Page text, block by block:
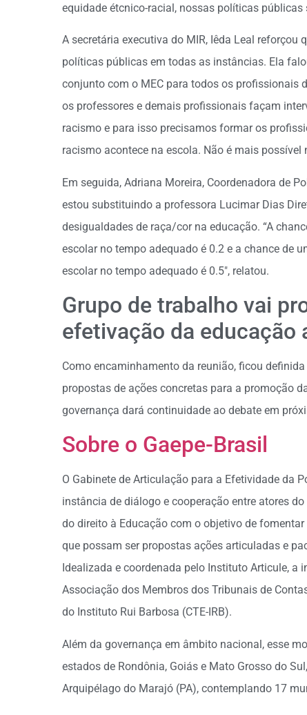
equidade étcnico-racial, nossas políticas públicas
A secretária executiva do MIR, Iêda Leal
políticas públicas em todas as instâncias. Ela
conjunto com o MEC para todos os profissionais
os professores e demais profissionais façam
racismo e para isso precisamos formar os
racismo acontece na escola. Não é mais possível
Em seguida, Adriana Moreira, Coordenadora de
estou substituindo a professora Lucimar Dias
desigualdades de raça/cor na educação. “A
escolar no tempo adequado é 0.2 e a chance de
escolar no tempo adequado é 0.5″, relatou.
Grupo de trabalho vai
efetivação da educação
Como encaminhamento da reunião, ficou
propostas de ações concretas para a promoção
governança dará continuidade ao debate em
Sobre o Gaepe-Brasil
O Gabinete de Articulação para a Efetividade da
instância de diálogo e cooperação entre atores
do direito à Educação com o objetivo de
que possam ser propostas ações articuladas e
Idealizada e coordenada pelo Instituto Articule,
Associação dos Membros dos Tribunais de
do Instituto Rui Barbosa (CTE-IRB).
Além da governança em âmbito nacional, esse
estados de Rondônia, Goiás e Mato Grosso do
Arquipélago do Marajó (PA), contemplando 17